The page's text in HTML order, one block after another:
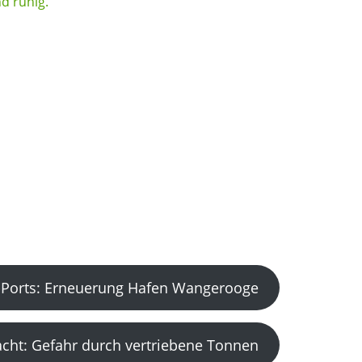
Erneuerung Hafen Wangerooge
Gefahr durch vertriebene Tonnen